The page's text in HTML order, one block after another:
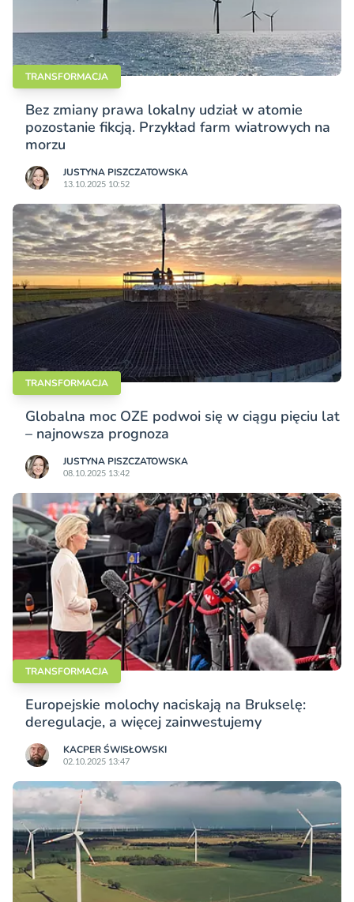
TRANSFORMACJA
Bez zmiany prawa lokalny udział w atomie
pozostanie fikcją. Przykład farm wiatrowych na
morzu
JUSTYNA PISZCZATOWSKA
13.10.2025 10:52
TRANSFORMACJA
Globalna moc OZE podwoi się w ciągu pięciu lat
– najnowsza prognoza
JUSTYNA PISZCZATOWSKA
08.10.2025 13:42
TRANSFORMACJA
Europejskie molochy naciskają na Brukselę:
deregulacje, a więcej zainwestujemy
KACPER ŚWISŁO­WSKI
02.10.2025 13:47